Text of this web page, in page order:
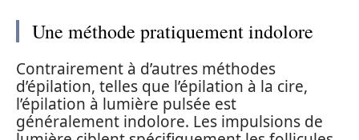
Une méthode pratiquement indolore
Contrairement à d’autres méthodes
d’épilation, telles que l’épilation à la cire,
l’épilation à lumière pulsée est
généralement indolore. Les impulsions de